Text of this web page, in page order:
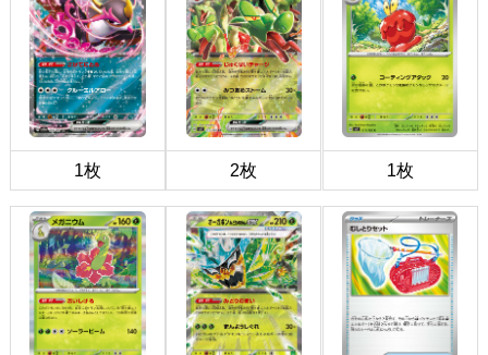
1枚 2枚 1枚